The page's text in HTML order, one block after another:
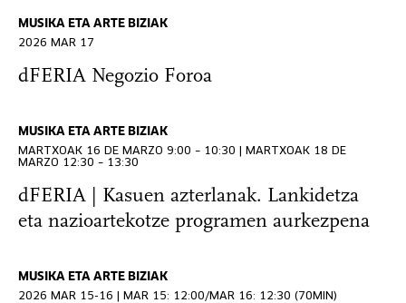
MUSIKA ETA ARTE BIZIAK
2026 MAR 17
dFERIA Negozio Foroa
MUSIKA ETA ARTE BIZIAK
MARTXOAK 16 DE MARZO 9:00 – 10:30 | MARTXOAK 18 DE
MARZO 12:30 – 13:30
dFERIA | Kasuen azterlanak. Lankidetza
eta nazioartekotze programen aurkezpena
MUSIKA ETA ARTE BIZIAK
2026 MAR 15-16 | MAR 15: 12:00/MAR 16: 12:30 (70MIN)